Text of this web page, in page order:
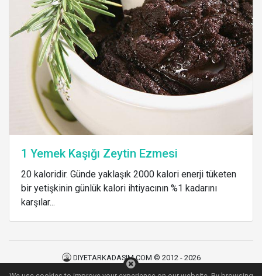
1 Yemek Kaşığı Zeytin Ezmesi
20 kaloridir. Günde yaklaşık 2000 kalori enerji tüketen
bir yetişkinin günlük kalori ihtiyacının %1 kadarını
karşılar...
DIYETARKADASIM.COM © 2012 - 2026
Kullanım Şartları
Gizlilik Politikası İletişim